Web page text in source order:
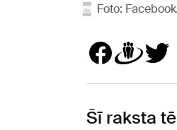
Foto:
Šī raksta